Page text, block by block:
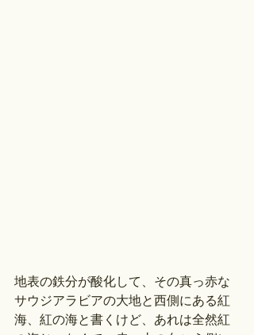
地表の鉄分が酸化して、その真っ赤な
サウジアラビアの大地と西側にある紅
海、紅の海と書くけど、あれは全然紅